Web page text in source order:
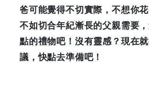
Grab
爸可能覺得不切實際，不想你
不如切合年紀漸長的父親需要
點的禮物吧！沒有靈感？現在
議，快點去準備吧！